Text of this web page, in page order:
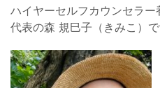
ハイヤーセルフカウンセラー
代表の森 規巳子（きみこ）で